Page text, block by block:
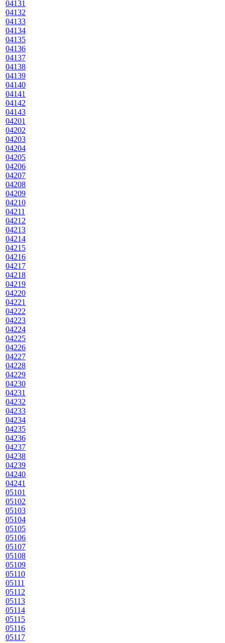
04131
04132
04133
04134
04135
04136
04137
04138
04139
04140
04141
04142
04143
04201
04202
04203
04204
04205
04206
04207
04208
04209
04210
04211
04212
04213
04214
04215
04216
04217
04218
04219
04220
04221
04222
04223
04224
04225
04226
04227
04228
04229
04230
04231
04232
04233
04234
04235
04236
04237
04238
04239
04240
04241
05101
05102
05103
05104
05105
05106
05107
05108
05109
05110
05111
05112
05113
05114
05115
05116
05117